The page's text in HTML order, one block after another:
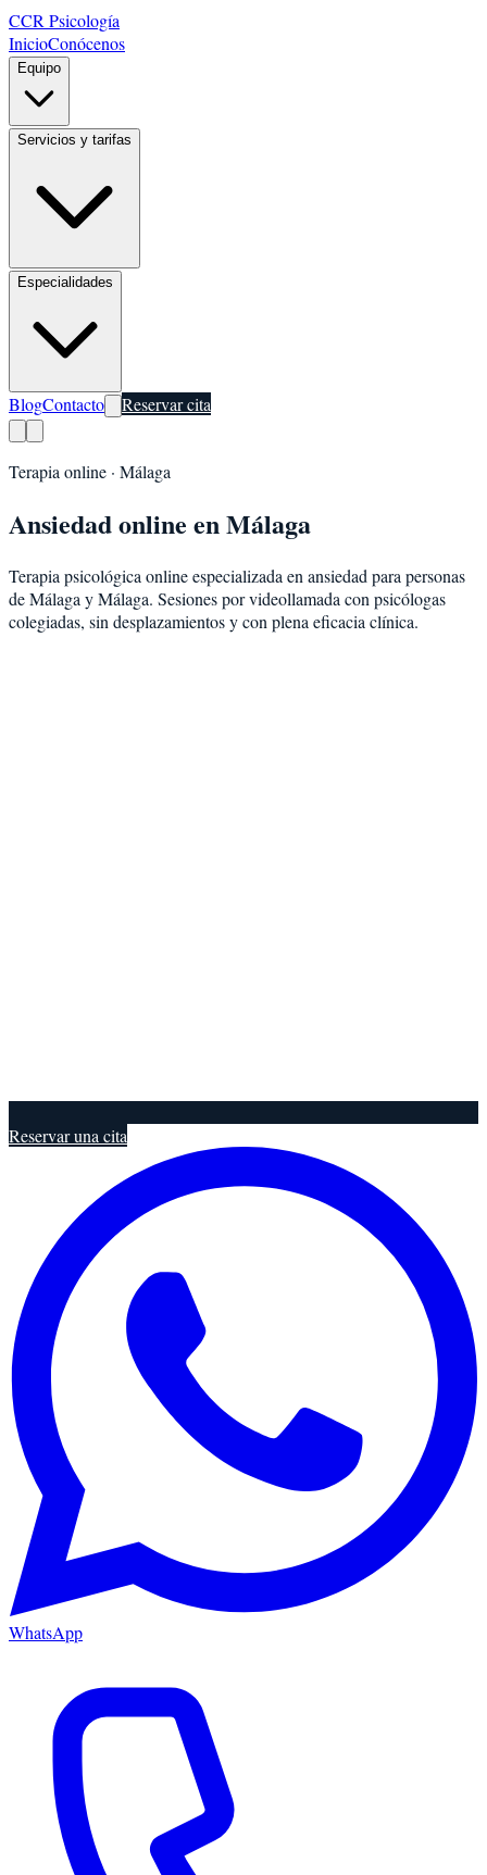
CCR Psicología
InicioConócenos
Equipo
Servicios y tarifas
Especialidades
BlogContacto Reservar cita
Terapia online · Málaga
Ansiedadonline enMálaga
Terapia psicológica online especializada en ansiedad para personas
deMálaga yMálaga. Sesiones por videollamada con psicólogas
colegiadas, sin desplazamientos y con plena eficacia clínica.
Reservar una cita
WhatsApp